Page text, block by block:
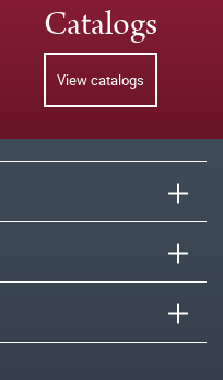
Catalogs
View catalogs